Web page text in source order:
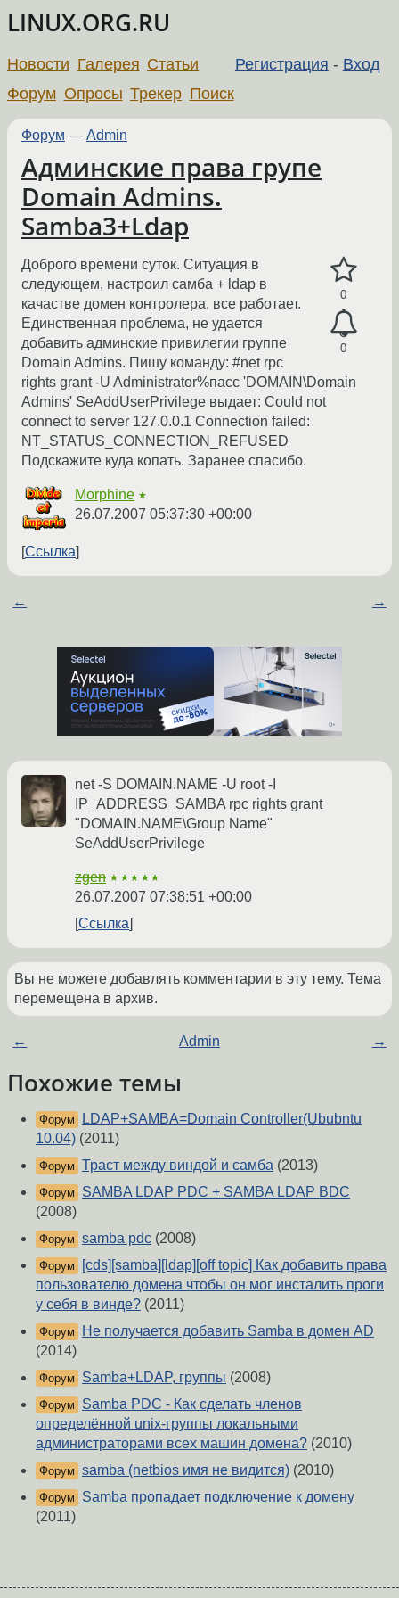
LINUX.ORG.RU
Регистрация - Вход
Новости Галерея Статьи
Форум Опросы Трекер Поиск
Форум — Admin
Админские права групе
Domain Admins.
Samba3+Ldap
0
0
Доброго времени суток. Ситуация в
следующем, настроил самба + ldap в
качастве домен контролера, все работает.
Единственная проблема, не удается
добавить админские привилегии группе
Domain Admins. Пишу команду: #net rpc
rights grant -U Administrator%пасс 'DOMAIN\Domain
Admins' SeAddUserPrivilege выдает: Could not
connect to server 127.0.0.1 Connection failed:
NT_STATUS_CONNECTION_REFUSED
Подскажите куда копать. Заранее спасибо.
Morphine ★
26.07.2007 05:37:30 +00:00
Ссылка
← →
net -S DOMAIN.NAME -U root -I
IP_ADDRESS_SAMBA rpc rights grant
"DOMAIN.NAME\Group Name"
SeAddUserPrivilege
zgen ★★★★★
26.07.2007 07:38:51 +00:00
Ссылка
Вы не можете добавлять комментарии в эту тему. Тема
перемещена в архив.
← Admin →
Похожие темы
Форум
LDAP+SAMBA=Domain Controller(Ububntu
10.04) (2011)
Форум Траст между виндой и самба (2013)
Форум
SAMBA LDAP PDC + SAMBA LDAP BDC
(2008)
Форум samba pdc (2008)
Форум
[cds][samba][ldap][off topic] Как добавить права
пользователю домена чтобы он мог инсталить проги
у себя в винде? (2011)
Форум
Не получается добавить Samba в домен AD
(2014)
Форум Samba+LDAP, группы (2008)
Форум
Samba PDC - Как сделать членов
определённой unix-группы локальными
администраторами всех машин домена? (2010)
Форум samba (netbios имя не видится) (2010)
Форум
Samba пропадает подключение к домену
(2011)